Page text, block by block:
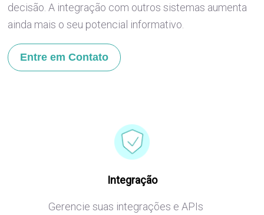
decisão. A integração com outros sistemas aumenta
ainda mais o seu potencial informativo.
Entre em Contato
Integração
Gerencie suas integrações e APIs